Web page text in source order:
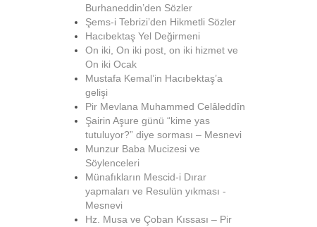
Burhaneddin’den Sözler
Şems-i Tebrizi’den Hikmetli Sözler
Hacıbektaş Yel Değirmeni
On iki, On iki post, on iki hizmet ve
On iki Ocak
Mustafa Kemal’in Hacıbektaş’a
gelişi
Pir Mevlana Muhammed Celâleddîn
Şairin Aşure günü “kime yas
tutuluyor?” diye sorması – Mesnevi
Munzur Baba Mucizesi ve
Söylenceleri
Münafıkların Mescid-i Dırar
yapmaları ve Resulün yıkması -
Mesnevi
Hz. Musa ve Çoban Kıssası – Pir